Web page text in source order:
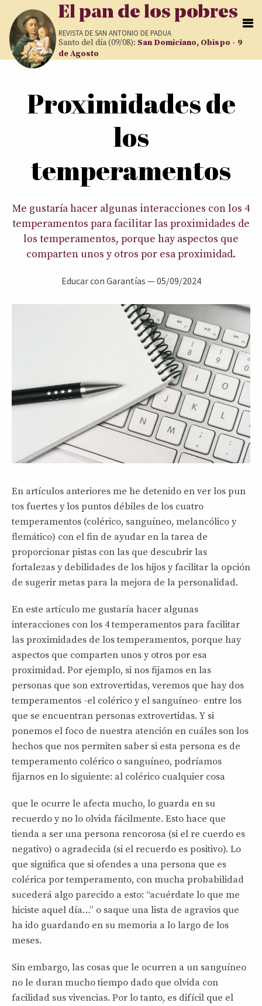
Pasar al contenido principal
El pan de los pobres
REVISTA DESAN ANTONIO DE PADUA
Santo del día (09/08): San Domiciano, Obispo - 9
de Agosto
Proximidades de
los
temperamentos
Me gustaría hacer algunas interacciones con los 4
temperamentos para facilitar las proximidades de
los temperamentos, porque hay aspectos que
comparten unos y otros por esa proximidad.
Educar con Garantías —05/09/2024
En artículos anteriores me he detenido en ver los pun
tos fuertes y los puntos débiles de los cuatro
temperamentos (colérico, sanguíneo, melancólico y
flemático) con el fin de ayudar en la tarea de
proporcionar pistas con las que descubrir las
fortalezas y debilidades de los hijos y facilitar la opción
de sugerir metas para la mejora de la personalidad.
En este artículo me gustaría hacer algunas
interacciones con los 4 temperamentos para facilitar
las proximidades de los temperamentos, porque hay
aspectos que comparten unos y otros por esa
proximidad. Por ejemplo, si nos fijamos en las
personas que son extrovertidas, veremos que hay dos
temperamentos -el colérico y el sanguíneo- entre los
que se encuentran personas extrovertidas. Y si
ponemos el foco de nuestra atención en cuáles son los
hechos que nos permiten saber si esta persona es de
temperamento colérico o sanguíneo, podríamos
fijarnos en lo siguiente: al colérico cualquier cosa
que le ocurre le afecta mucho, lo guarda en su
recuerdo y no lo olvida fácilmente. Esto hace que
tienda a ser una persona rencorosa (si el re cuerdo es
negativo) o agradecida (si el recuerdo es positivo). Lo
que significa que si ofendes a una persona que es
colérica por temperamento, con mucha probabilidad
sucederá algo parecido a esto: “acuérdate lo que me
hiciste aquel día…” o saque una lista de agravios que
ha ido guardando en su memoria a lo largo de los
meses.
Sin embargo, las cosas que le ocurren a un sanguíneo
no le duran mucho tiempo dado que olvida con
facilidad sus vivencias. Por lo tanto, es difícil que el